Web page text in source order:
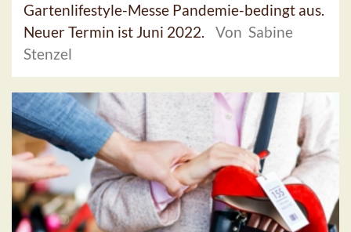
Gartenlifestyle-Messe Pandemie-bedingt aus.
Neuer Termin ist Juni 2022.
Von Sabine
Stenzel